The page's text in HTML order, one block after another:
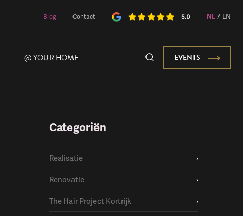
Onze Mascotte
@ YOUR HOME EVENTS
Blog Contact NL / EN
Categoriën
Realisatie
›
Renovatie
›
The Hair Project Kortrijk
›